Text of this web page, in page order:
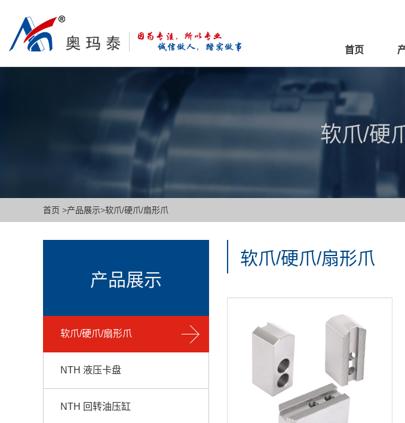
首页
软爪/硬
首页 >产品展示>软爪/硬爪/扇形爪
产品展示
软爪/硬爪/扇形爪
NTH 液压卡盘
NTH 回转油压缸
软爪/硬爪/扇形爪